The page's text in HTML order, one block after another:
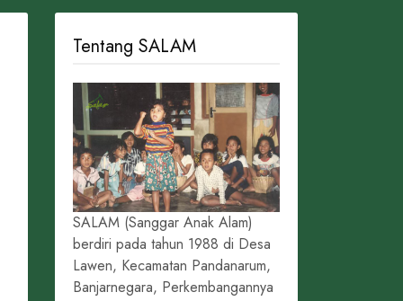
Tentang SALAM
SALAM (Sanggar Anak Alam)
berdiri pada tahun 1988 di Desa
Lawen, Kecamatan Pandanarum,
Banjarnegara, Perkembangannya